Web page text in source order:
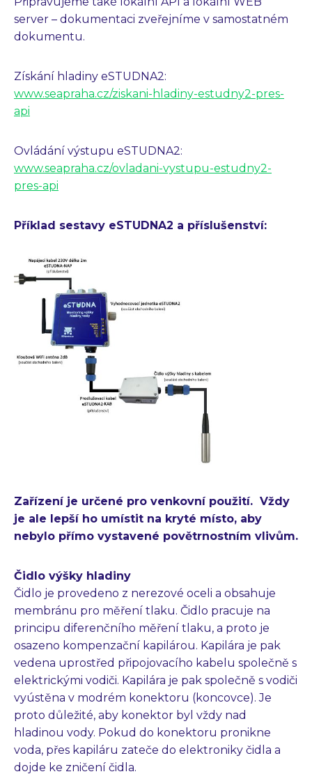
server – dokumentaci zveřejníme v samostatném
dokumentu.
Získání hladiny eSTUDNA2:
www.seapraha.cz/ziskani-hladiny-estudny2-pres-
api
Ovládání výstupu eSTUDNA2:
www.seapraha.cz/ovladani-vystupu-estudny2-
pres-api
Příklad sestavy eSTUDNA2 a příslušenství:
Zařízení je určené pro venkovní použití. Vždy
je ale lepší ho umístit na kryté místo, aby
nebylo přímo vystavené povětrnostním vlivům.
Čidlo výšky hladiny
Čidlo je provedeno z nerezové oceli a obsahuje
membránu pro měření tlaku. Čidlo pracuje na
principu diferenčního měření tlaku, a proto je
osazeno kompenzační kapilárou. Kapilára je pak
vedena uprostřed připojovacího kabelu společně s
elektrickými vodiči. Kapilára je pak společně s vodiči
vyústěna v modrém konektoru (koncovce). Je
proto důležité, aby konektor byl vždy nad
hladinou vody. Pokud do konektoru pronikne
voda, přes kapiláru zateče do elektroniky čidla a
dojde ke zničení čidla.